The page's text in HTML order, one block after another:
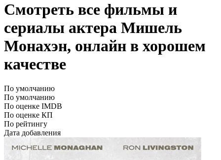
Смотреть все фильмы и
сериалы актера Мишель
Монахэн, онлайн в хорошем
качестве
По умолчанию
По умолчанию
По оценке IMDB
По оценке КП
По рейтингу
Дата добавления